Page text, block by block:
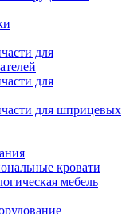
для
для
для шприцевых
кровати
мебель